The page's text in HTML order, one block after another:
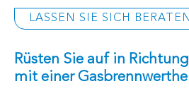
LASSEN SIE SICH BERATEN
Rüsten Sie auf in
mit einer